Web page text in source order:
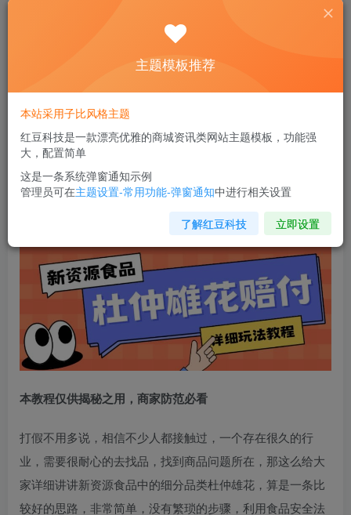
此内容为付费资源，请付费后查看
￥9.9
您当前未登录！建议登陆后购买，可保存购买订单
新资源食品杜仲雄花标签瑕疵打假赔付思路，光速下车，一
单利润千+【详细玩法教程】【仅揭秘】
本教程仅供揭秘之用，商家防范必看
打假不用多说，相信不少人都接触过，一个存在很久的行
业，需要很耐心的去找品，找到商品问题所在，那这么给大
家详细讲讲新资源食品中的细分品类杜仲雄花，算是一条比
较好的思路，非常简单，没有繁琐的步骤，利用食品安全法
主题模板推荐
本站采用子比风格主题
红豆科技是一款漂亮优雅的商城资讯类网站主题模板，功能强
大，配置简单
这是一条系统弹窗通知示例
管理员可在主题设置-常用功能-弹窗通知中进行相关设置
了解红豆科技 立即设置